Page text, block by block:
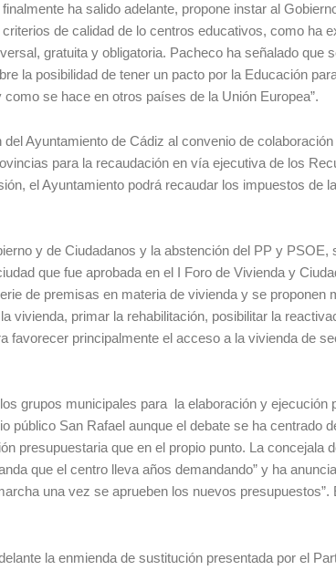
ha salido adelante, propone instar al
de calidad de lo centros educativos, como ha
gratuita y obligatoria. Pacheco ha señalado que
la posibilidad de tener un pacto por la Educación
se hace en otros países de la Unión Europea”.
Ayuntamiento de Cádiz al convenio de
para la recaudación en vía ejecutiva de los
el Ayuntamiento podrá recaudar los impuestos de
y de Ciudadanos y la abstención del PP y PSOE,
que fue aprobada en el I Foro de Vivienda y
de premisas en materia de vivienda y se proponen
vivienda, primar la rehabilitación, posibilitar la
favorecer principalmente el acceso a la vivienda de
grupos municipales para la elaboración y ejecución
público San Rafael aunque el debate se ha centrado
presupuestaria que en el propio punto. La concejala
que el centro lleva años demandando” y ha
una vez se aprueben los nuevos presupuestos”.
la enmienda de sustitución presentada por el